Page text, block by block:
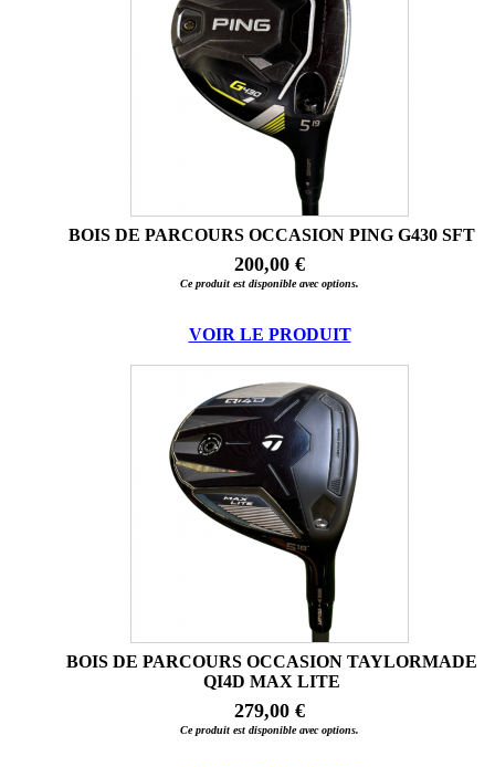
BOIS DE PARCOURS OCCASION PING G430 SFT
200,00 €
Ce produit est disponible avec options.
VOIR LE PRODUIT
BOIS DE PARCOURS OCCASION TAYLORMADE
QI4D MAX LITE
279,00 €
Ce produit est disponible avec options.